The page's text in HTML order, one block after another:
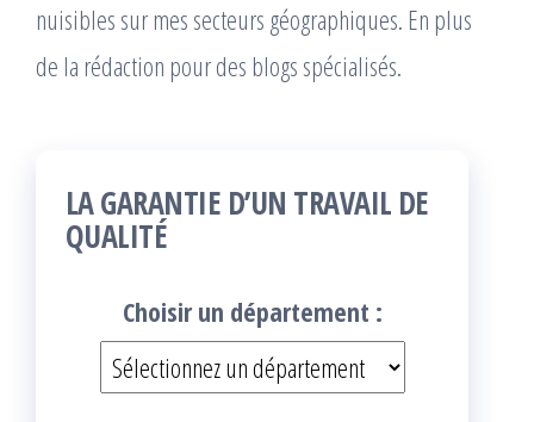
nuisibles sur mes secteurs géographiques. En plus
de la rédaction pour des blogs spécialisés.
LA GARANTIE D’UN TRAVAIL DE
QUALITÉ
Choisir un département :